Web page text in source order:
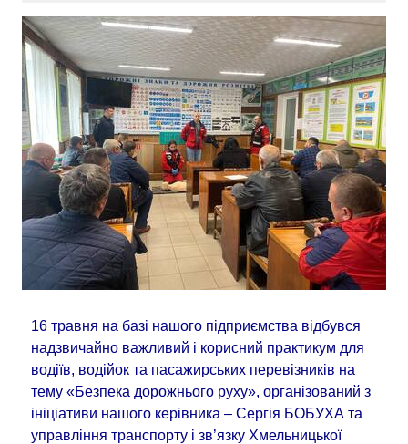
16 травня на базі нашого підприємства відбувся
надзвичайно важливий і корисний практикум для
водіїв, водійок та пасажирських перевізників на
тему «Безпека дорожнього руху», організований з
ініціативи нашого керівника – Сергія БОБУХА та
управління транспорту і зв’язку Хмельницької